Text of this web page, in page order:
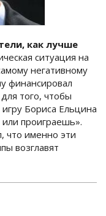
как лучше
ситуация на
негативному
финансировал
того, чтобы
Бориса Ельцина
проиграешь».
что именно эти
возглавят